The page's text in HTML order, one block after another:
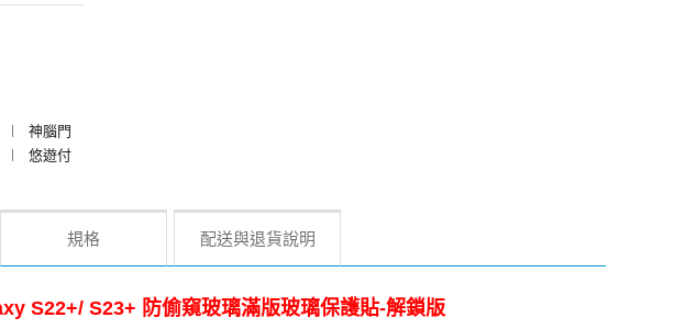
︱
神腦門
︱
悠遊付
規格 配送與退貨說明
S22+/ S23+ 防偷窺玻璃滿版玻璃保護貼-解鎖版